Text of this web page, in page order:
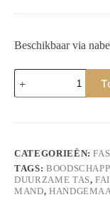
Beschikbaar via
Fairtrade
boodschappenmand
–
bloemen
(40×25
cm)
aantal
CATEGORIEËN:
TAGS:
DUURZAME TAS,
MAND,